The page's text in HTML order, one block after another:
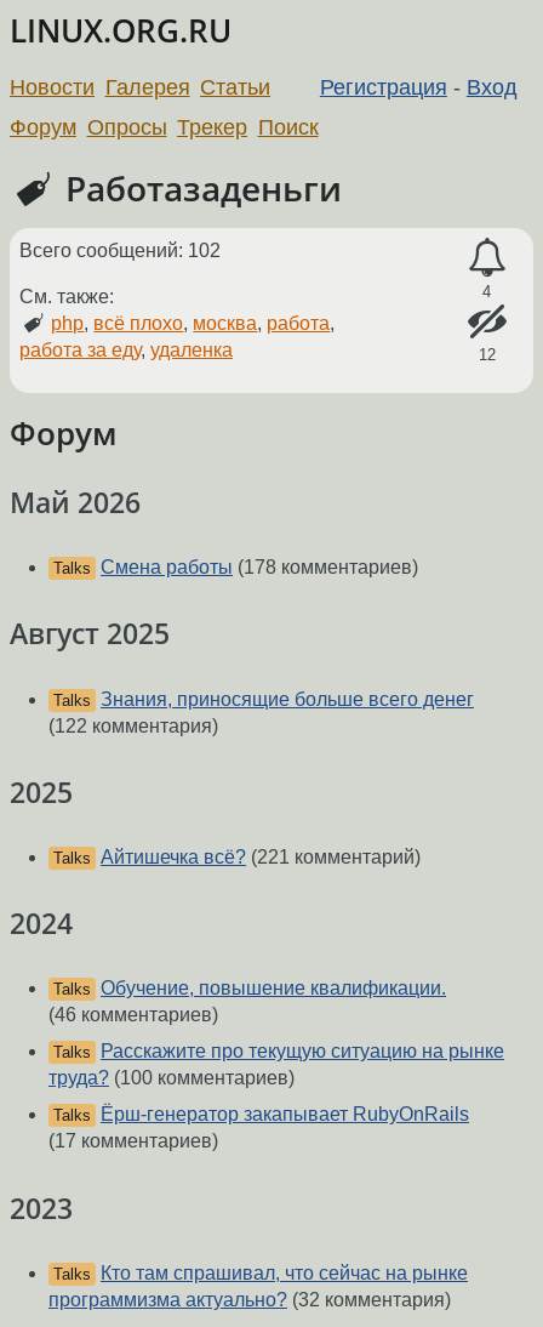
LINUX.ORG.RU
Регистрация - Вход
Новости Галерея Статьи
Форум Опросы Трекер Поиск
Работазаденьги
4
12
Всего сообщений: 102
См. также:
php, всё плохо, москва, работа,
работа за еду, удаленка
Форум
Май 2026
Talks Смена работы (178 комментариев)
Август 2025
Talks Знания, приносящие больше всего денег
(122 комментария)
2025
Talks Айтишечка всё? (221 комментарий)
2024
Talks Обучение, повышение квалификации.
(46 комментариев)
Talks
Расскажите про текущую ситуацию на рынке
труда? (100 комментариев)
Talks
Ёрш-генератор закапывает RubyOnRails
(17 комментариев)
2023
Talks
Кто там спрашивал, что сейчас на рынке
программизма актуально? (32 комментария)